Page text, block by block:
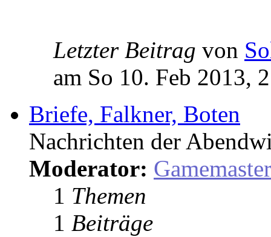
Letzter Beitrag von
am So 10. Feb 2013,
Briefe, Falkner, Boten
Nachrichten der
Moderator: Gamemaster
1 Themen
1 Beiträge